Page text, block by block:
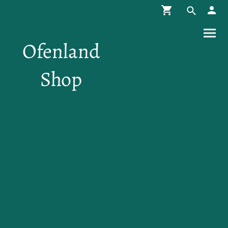
Ofenland
Shop